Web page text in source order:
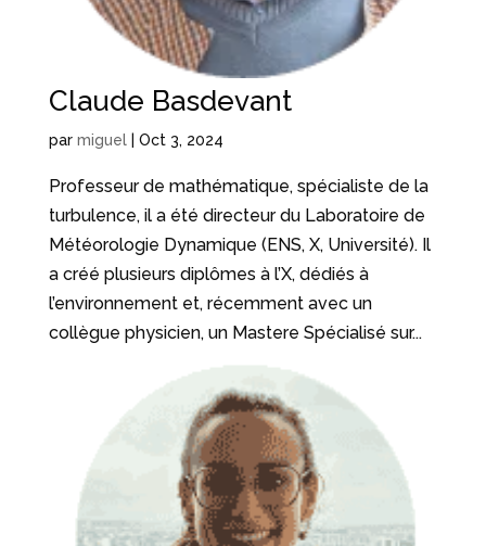
Claude Basdevant
par miguel| Oct 3, 2024
Professeur de mathématique, spécialiste de la
turbulence, il a été directeur du Laboratoire de
Météorologie Dynamique (ENS, X, Université). Il
a créé plusieurs diplômes à l’X, dédiés à
l’environnement et, récemment avec un
collègue physicien, un Mastere Spécialisé sur...